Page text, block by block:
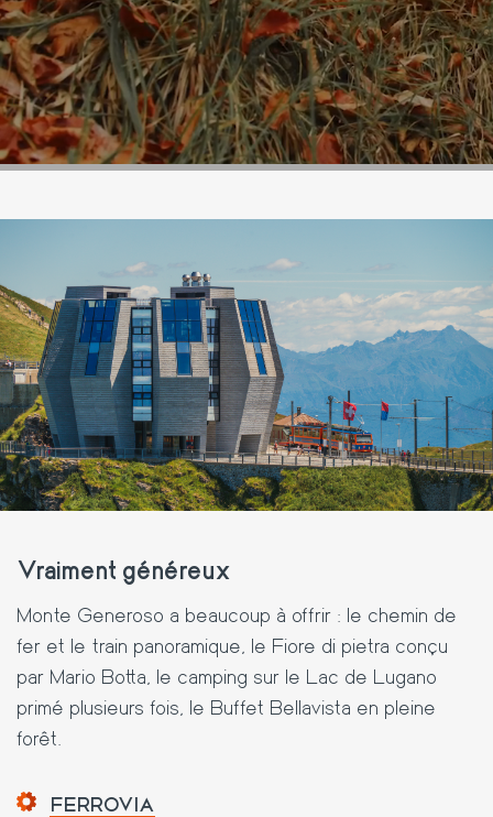
Vraiment généreux
Monte Generoso a beaucoup à offrir : le chemin de
fer et le train panoramique, le Fiore di pietra conçu
par Mario Botta, le camping sur le Lac de Lugano
primé plusieurs fois, le Buffet Bellavista en pleine
forêt.
FERROVIA